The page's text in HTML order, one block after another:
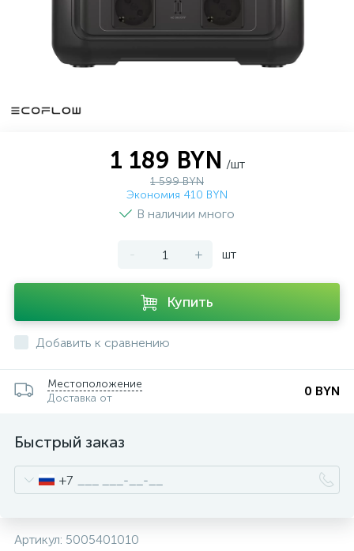
1 189 BYN /шт
1 599 BYN
Экономия 410 BYN
В наличии много
- + шт
Купить
Добавить к сравнению
Местоположение
Доставка от
0 BYN
Быстрый заказ
+7
Артикул: 5005401010